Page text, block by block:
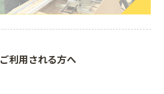
ご利用される方へ